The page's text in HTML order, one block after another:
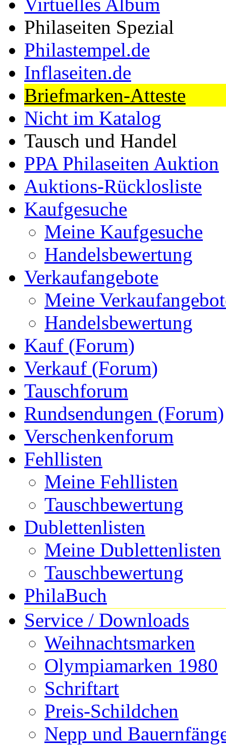
Philaseiten Spezial
Philastempel.de
Inflaseiten.de
Briefmarken-Atteste
Nicht im Katalog
Tausch und Handel
PPA Philaseiten Auktion
Auktions-Rücklosliste
Kaufgesuche
Meine Kaufgesuche
Handelsbewertung
Verkaufangebote
Meine
Handelsbewertung
Kauf (Forum)
Verkauf (Forum)
Tauschforum
Rundsendungen (Forum)
Verschenkenforum
Fehllisten
Meine Fehllisten
Tauschbewertung
Dublettenlisten
Meine Dublettenlisten
Tauschbewertung
PhilaBuch
Service / Downloads
Weihnachtsmarken
Olympiamarken 1980
Schriftart
Preis-Schildchen
Nepp und